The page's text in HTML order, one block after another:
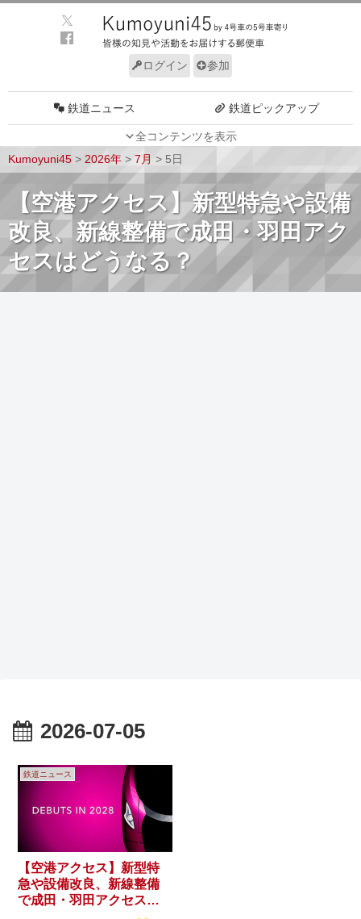
ログイン 参加
全コンテンツを表示
鉄道ニュース 鉄道ピックアップ
車両技術 路線探訪
ルール サイトについて
Kumoyuni45 > 2026年 > 7月 > 5日
【空港アクセス】新型特急や設備
改良、新線整備で成田・羽田アク
セスはどうなる？
2026-07-05
鉄道ニュース
【空港アクセス】新型特
急や設備改良、新線整備
で成田・羽田アクセスは